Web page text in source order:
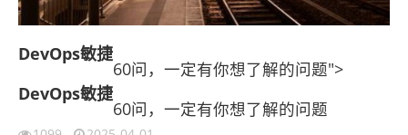
DevOps敏捷
60问，一定有你想了解的问题">
DevOps敏捷
60问，一定有你想了解的问题